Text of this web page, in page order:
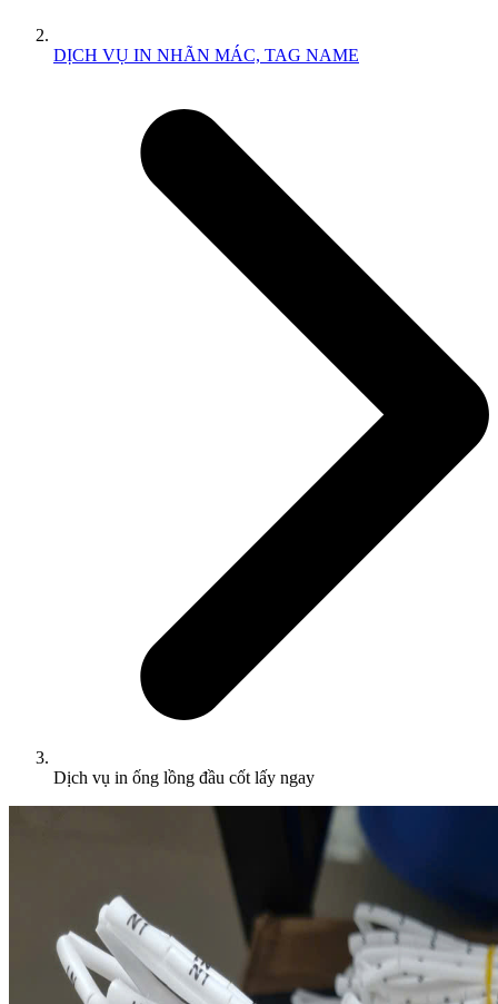
DỊCH VỤ IN NHÃN MÁC, TAG NAME
Dịch vụ in ống lồng đầu cốt lấy ngay